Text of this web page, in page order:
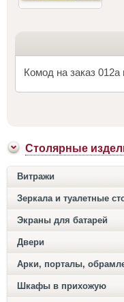
Комод на заказ 012а
Столярные
Витражи
Зеркала и туалетные
Экраны для батарей
Двери
Арки, порталы,
Шкафы в прихожую